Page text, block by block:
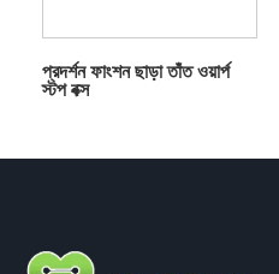
প্রদর্শন ফাংশন ছাড়া তাঁত ওয়ার্প
স্টপ বক্স